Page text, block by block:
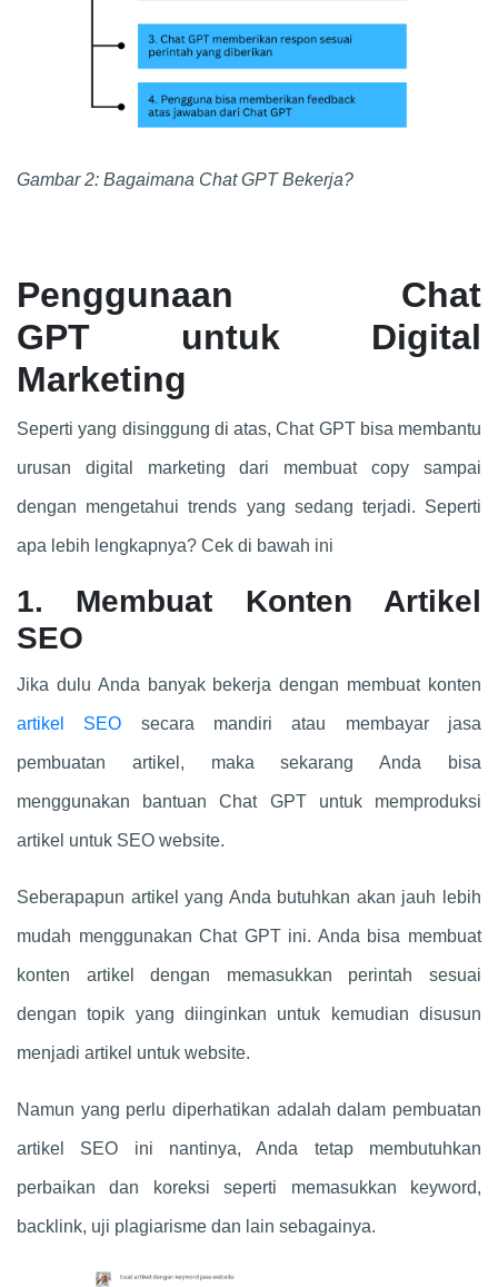
Gambar 2: Bagaimana Chat GPT Bekerja?
Penggunaan Chat
GPT untuk Digital
Marketing
Seperti yang disinggung di atas,Chat GPT bisa membantu
urusan digital marketing dari membuat copy sampai
dengan mengetahui trends yang sedang terjadi. Seperti
apa lebih lengkapnya? Cek di bawah ini
1. Membuat Konten Artikel
SEO
Jika dulu Anda banyak bekerja dengan membuat konten
artikel SEO secara mandiri atau membayar jasa
pembuatan artikel, maka sekarang Anda bisa
menggunakan bantuanChat GPT untuk memproduksi
artikel untuk SEO website.
Seberapapun artikel yang Anda butuhkan akan jauh lebih
mudah menggunakanChat GPT ini. Anda bisa membuat
konten artikel dengan memasukkan perintah sesuai
dengan topik yang diinginkan untuk kemudian disusun
menjadi artikel untuk website.
Namun yang perlu diperhatikan adalah dalam pembuatan
artikel SEO ini nantinya, Anda tetap membutuhkan
perbaikan dan koreksi seperti memasukkan keyword,
backlink, uji plagiarisme dan lain sebagainya.